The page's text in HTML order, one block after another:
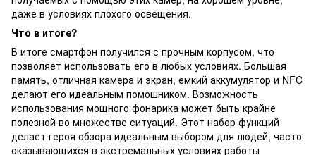
даже в условиях плохого освещения.
Что в итоге?
В итоге смартфон получился с прочным корпусом, что
позволяет использовать его в любых условиях. Большая
память, отличная камера и экран, емкий аккумулятор и NFC
делают его идеальным помошником. Возможность
использования мощного фонарика может быть крайне
полезной во множестве ситуаций. Этот набор функций
делает героя обзора идеальным выбором для людей, часто
оказывающихся в экстремальных условиях работы